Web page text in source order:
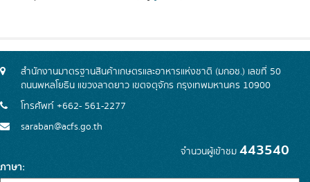
สำนักงานมาตรฐานสินค้าเกษตรและอาหารแห่งชาติ (มกอช.) เลขที่ 50
ถนนพหลโยธิน แขวงลาดยาว เขตจตุจักร กรุงเทพมหานคร 10900
โทรศัพท์ +662- 561-2277
saraban@acfs.go.th
จำนวนผู้เข้าชม 443540
ภาษา